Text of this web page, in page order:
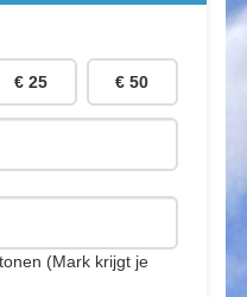
€ 25 € 50
(Mark krijgt je